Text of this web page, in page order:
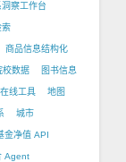
察工作台
索
商品信息结构化
校数据 图书信息
在线工具 地图
城市
金净值 API
Agent